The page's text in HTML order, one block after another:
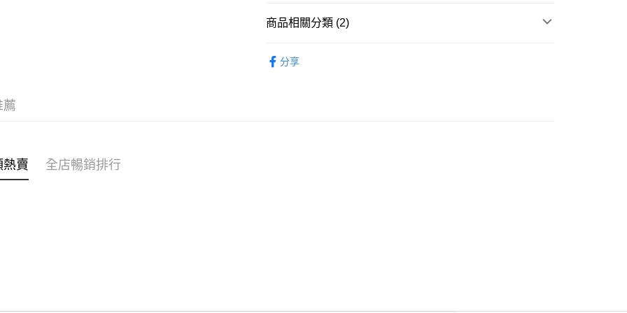
WeChat Pay
送貨方式
商品相關分類 (2)
分享
薦
賣 全店暢銷排行